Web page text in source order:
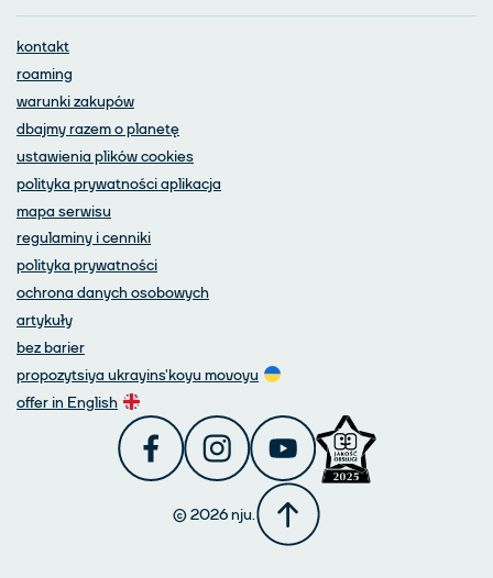
kontakt
roaming
warunki zakupów
dbajmy razem o planetę
ustawienia plików cookies
polityka prywatności aplikacja
mapa serwisu
regulaminy i cenniki
polityka prywatności
ochrona danych osobowych
artykuły
bez barier
propozytsiya ukrayins'koyu movoyu
offer in English
©2026nju.